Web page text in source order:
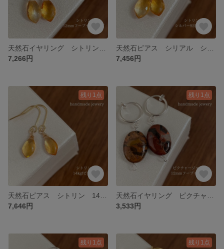
7,266円
7,456円
残り1点
7,646円
残り1点
3,533円
残り1点 残り1点